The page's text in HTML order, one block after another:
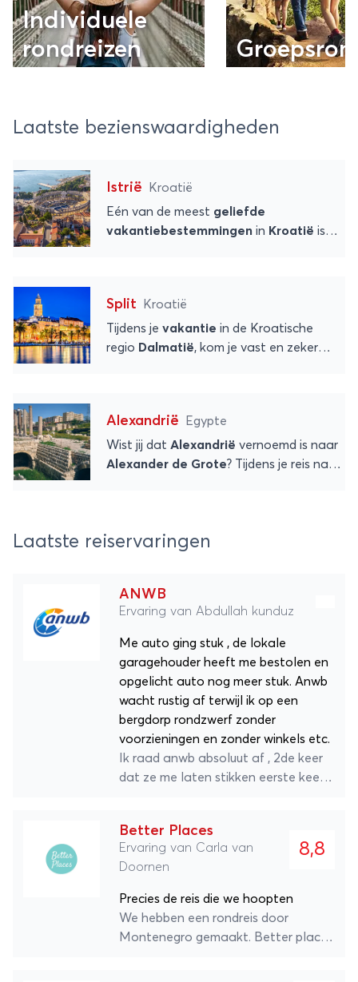
Individuele
rondreizen
Laatste bezienswaardigheden
Istrië
Kroatië
Eén van de meest geliefde
vakantiebestemmingen in Kroatië is
landschap, verrukkelijke wijnen en heel
veel leuke uitstapjes. Welkom in Istrië
Split
Kroatië
Tijdens je vakantie in de Kroatische
regio Dalmatië, kom je vast en zeker
hieronder al een aantal kunt
bewonderen. Na Zagreb is Splitde
grootste stad vanKroatië. Genoeg te
Alexandrië
Egypte
Wist jij dat Alexandrië vernoemd is naar
Alexander de Grote? Tijdens je reis naar
was dit de woonplaats van
vuurtoren is helaas niets meer over, maar
tijdens je vakantie is er genoeg te zien en
te beleven!
Laatste reiservaringen
ANWB
Ervaring van Abdullah kunduz
Me auto ging stuk , de lokale
garagehouder heeft me bestolen en
opgelicht auto nog meer stuk. Anwb
wacht rustig af terwijl ik op een
bergdorp rondzwerf zonder
voorzieningen en zonder winkels etc.
Ik raad anwb absoluut af , 2de keer
dat ze me laten stikken eerste keer
auto nog verder gesloopt. Enig wat
ze zeggen ja we zoeken naar
oplossing.. pfff dit was de laatste
keer anwb. Ik beem ander
verzekering
Better Places
Ervaring van Carla van
Doornen
8,8
Precies de reis die we hoopten
We hebben een rondreis door
Montenegro gemaakt. Better places